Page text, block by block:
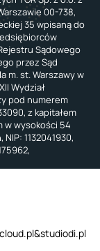
00-738,
35 wpisaną do
Sądowego
przez Sąd
m. st. Warszawy w
Wydział
pod numerem
z kapitałem
w wysokości 54
1132041930,
studiodi.pl
&